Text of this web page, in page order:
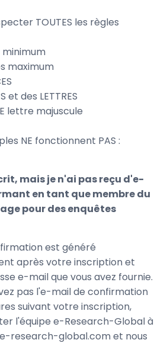
TOUTES les règles
maximum
et des LETTRES
lettre majuscule
NE fonctionnent PAS :
mais je n'ai pas reçu d'e-
en tant que membre du
pour des enquêtes
est généré
après votre inscription et
e-mail que vous avez fournie.
pas l'e-mail de confirmation
suivant votre inscription,
l'équipe e-Research-Global à
research-global.com et nous